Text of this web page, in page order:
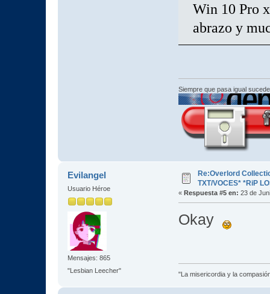
Win 10 Pro
abrazo y
Siempre que pasa igual
Evilangel
Usuario Héroe
Mensajes: 865
"Lesbian Leecher"
Re:Overlord
TXT/VOCES* *RiP
« Respuesta #5 en: 23 de
Okay
"La misericordia y la